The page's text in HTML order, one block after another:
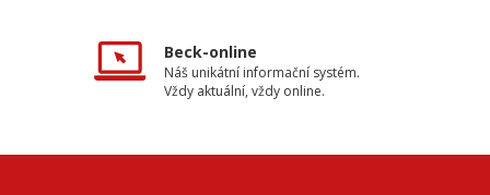
Beck-online
Náš unikátní informační systém.
Vždy aktuální, vždy online.